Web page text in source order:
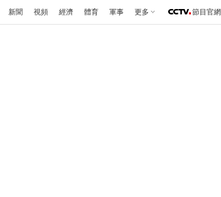
新聞 視頻 經濟 體育 軍事 更多 節目官網